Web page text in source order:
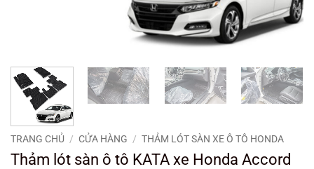
TRANG CHỦ / CỬA HÀNG / THẢM LÓT SÀN XE Ô TÔ HONDA
Thảm lót sàn ô tô KATA xe Honda Accord